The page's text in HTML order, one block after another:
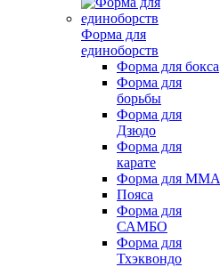
Форма для
единоборств
Форма для бокса
Форма для
борьбы
Форма для
Дзюдо
Форма для
карате
Форма для MMA
Пояса
Форма для
САМБО
Форма для
Тхэквондо